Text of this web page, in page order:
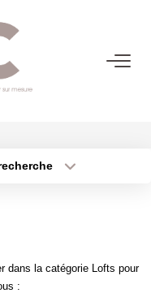
Plus de critères
dans la catégorie Lofts pour
: